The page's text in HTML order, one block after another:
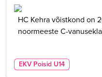
HC Kehra võistkond on
noormeeste C-
EKV Poisid U14